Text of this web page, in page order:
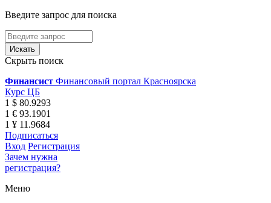
Введите запрос для поиска
Скрыть поиск
Финансист Финансовый портал Красноярска
Курс ЦБ
1 $ 80.9293
1 € 93.1901
1 ¥ 11.9684
Подписаться
Вход Регистрация
Зачем нужна
регистрация?
Меню